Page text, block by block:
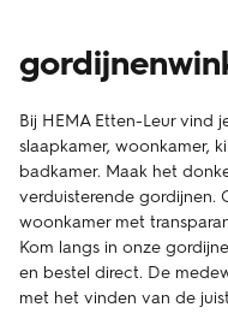
Bij HEMA Etten-Leur vind
slaapkamer, woonkamer,
badkamer. Maak het
verduisterende gordijnen.
woonkamer met
Kom langs in onze
en bestel direct. De
met het vinden van de